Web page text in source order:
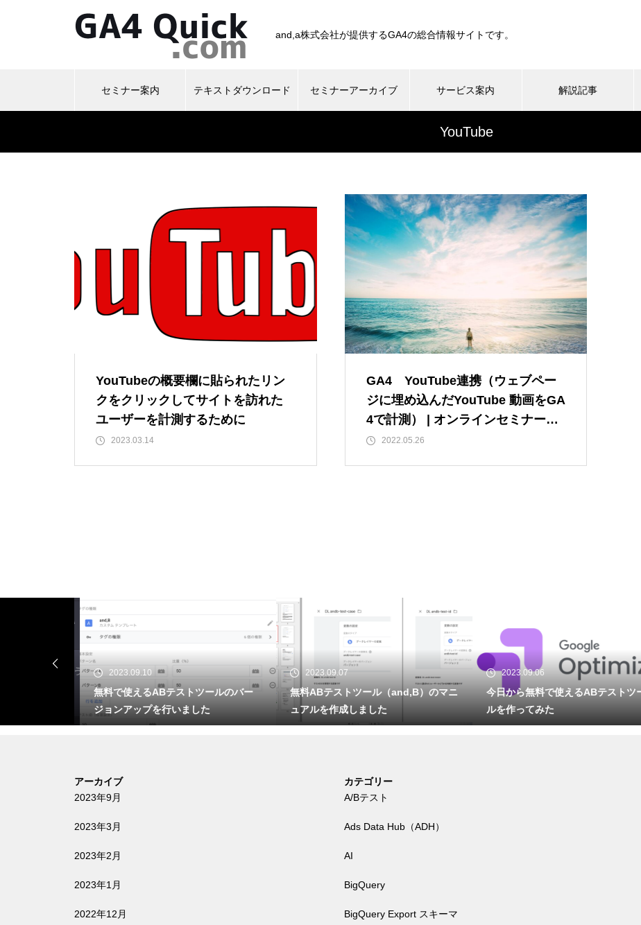
and,a株式会社が提供するGA4の総合情報サイトです。
セミナー案内 テキストダウンロード セミナーアーカイブ サービス案内 解説記事
YouTube
YouTubeの概要欄に貼られたリン
クをクリックしてサイトを訪れた
ユーザーを計測するために
2023.03.14
GA4 YouTube連携（ウェブペー
ジに埋め込んだYouTube 動画をGA
4で計測） | オンラインセミナー
アーカイブ動画＋テキスト起こし
2022.05.26
2023.09.10
無料で使えるABテストツールのバー
ジョンアップを行いました
2023.09.07
無料ABテストツール（and,B）のマニ
ュアルを作成しました
2023.09.06
今日から無料で使えるABテストツー
ルを作ってみた
アーカイブ
2023年9月
2023年3月
2023年2月
2023年1月
2022年12月
カテゴリー
A/Bテスト
Ads Data Hub（ADH）
AI
BigQuery
BigQuery Export スキーマ